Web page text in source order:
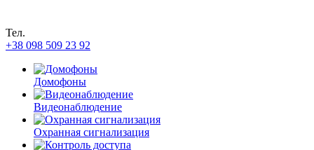
Тел.
+38 098 509 23 92
Домофоны
Видеонаблюдение
Охранная сигнализация